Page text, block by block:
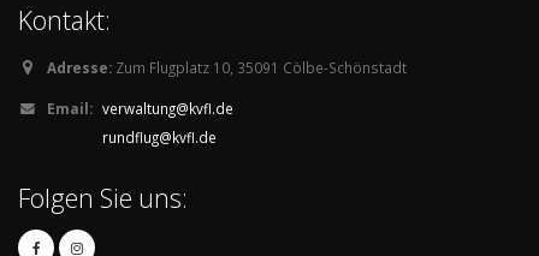
Kontakt:
Adresse: Zum Flugplatz 10, 35091 Cölbe-Schönstadt
Email: verwaltung@kvfl.de
rundflug@kvfl.de
Folgen Sie uns: